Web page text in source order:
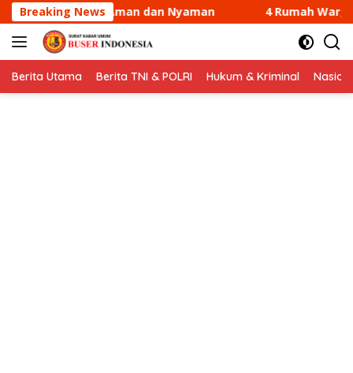
Langsung
ke
konten
Breaking News4 Rumah Warga di Sungai Guntung Kateman
Berita Utama Berita TNI & POLRI Hukum & Kriminal